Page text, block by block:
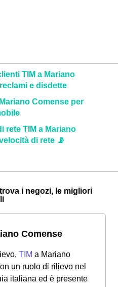
TIM a Mariano
e disdette
Comense per
rete TIM a Mariano
di rete 📡
i negozi, le migliori
Comense
TIM a Mariano
un ruolo di rilievo nel
italiana ed è presente